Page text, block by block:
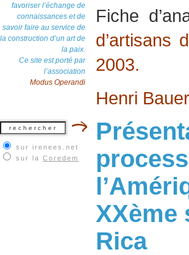
favoriser l’échange de
connaissances et de
savoir faire au service de
la construction d’un art de
la paix.
Ce site est porté par
l’association
Modus Operandi
sur irenees.net
sur la Coredem
Fiche
d’artisans
2003.
Henri Bauer
XXème
Rica